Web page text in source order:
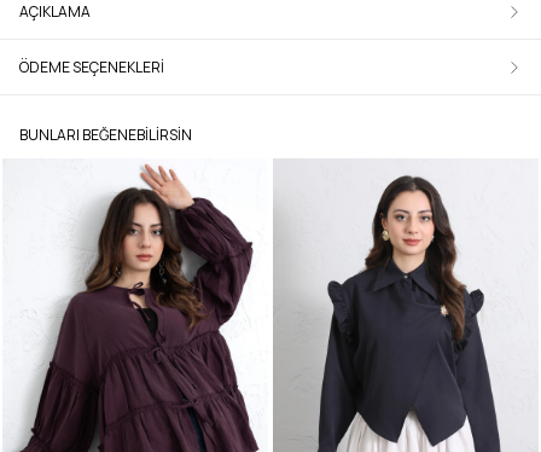
AÇIKLAMA
ÖDEME SEÇENEKLERI
BUNLARI BEĞENEBILIRSIN